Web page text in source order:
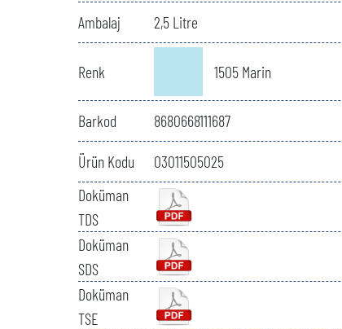
Ambalaj 2,5 Litre
Renk 1505 Marin
Barkod 8680668111687
Ürün Kodu
03011505025
Doküman
TDS
Doküman
SDS
Doküman
TSE